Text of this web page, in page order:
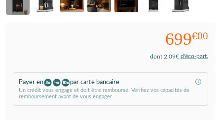
699€00
dont 2.09€ d'éco-part.
Payer en par carte bancaire
Un crédit vous engage et doit être remboursé. Vérifiez vos capacités de
remboursement avant de vous engager.